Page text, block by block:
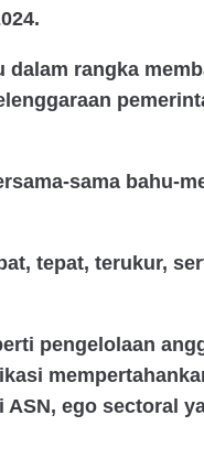
dalam rangka
sama bahu-
tepat, terukur,
pengelolaan
ego sectoral